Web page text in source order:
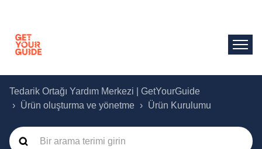
Tedarik Ortağı Yardım Merkezi | GetYourGuide
Ürün oluşturma ve yönetme
Ürün Kurulumu